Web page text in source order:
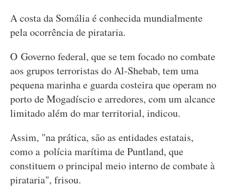
A costa da Somália é conhecida mundialmente
pela ocorrência de pirataria.
O Governo federal, que se tem focado no combate
aos grupos terroristas do Al-Shebab, tem uma
pequena marinha e guarda costeira que operam no
porto de Mogadíscio e arredores, com um alcance
limitado além do mar territorial, indicou.
Assim, "na prática, são as entidades estatais,
como a polícia marítima de Puntland, que
constituem o principal meio interno de combate à
pirataria", frisou.